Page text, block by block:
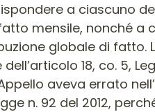
a ciascuno
mensile, nonché
globale di
18, co. 5,
aveva errato
n. 92 del 2012,